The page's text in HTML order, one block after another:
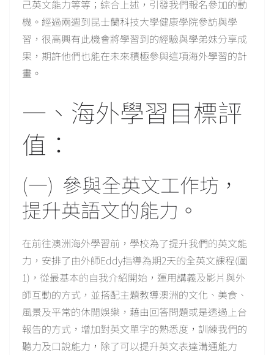
己英文能力等等；綜合上述，引發我們報名參加的動
機。經過兩週到昆士蘭科技大學健康學院參訪與學
習，很高興有此機會將學習到的經驗與學弟妹分享成
果，期許他們也能在未來積極參與這項海外學習的計
畫。
一、海外學習目標評
值：
(一) 參與全英文工作坊，
提升英語文的能力。
在前往澳洲海外學習前，學校為了提升我們的英文能
力，安排了由外師Eddy指導為期2天的全英文課程(圖
1)，從最基本的自我介紹開始，運用講義及影片與外
師互動的方式，並搭配主題教導澳洲的文化、美食、
風景及平常的休閒娛樂，藉由回答問題或是透過上台
報告的方式，增加對英文單字的熟悉度，訓練我們的
聽力及口說能力，除了可以提升英文表達溝通能力